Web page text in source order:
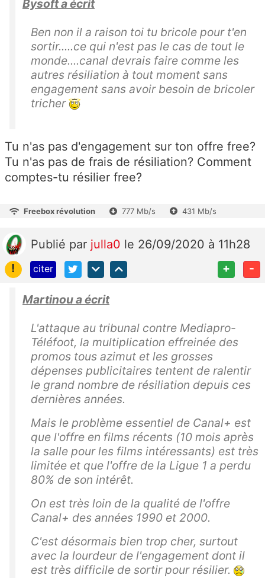
Bysoft a écrit
Ben non il a raison toi tu bricole pour t'en
sortir.....ce qui n'est pas le cas de tout le
monde....canal devrais faire comme les
autres résiliation à tout moment sans
engagement sans avoir besoin de bricoler
tricher
Tu n'as pas d'engagement sur ton offre free?
Tu n'as pas de frais de résiliation? Comment
comptes-tu résilier free?
Freebox révolution 777 Mb/s 431 Mb/s
Publié par julla0 le 26/09/2020 à 11h28
!
citer + -
Martinou a écrit
L'attaque au tribunal contre Mediapro-
Téléfoot, la multiplication effreinée des
promos tous azimut et les grosses
dépenses publicitaires tentent de ralentir
le grand nombre de résiliation depuis ces
dernières années.
Mais le problème essentiel de Canal+ est
que l'offre en films récents (10 mois après
la salle pour les films intéressants) est très
limitée et que l'offre de la Ligue 1 a perdu
80% de son intérêt.
On est très loin de la qualité de l'offre
Canal+ des années 1990 et 2000.
C'est désormais bien trop cher, surtout
avec la lourdeur de l'engagement dont il
est très difficile de sortir pour résilier.